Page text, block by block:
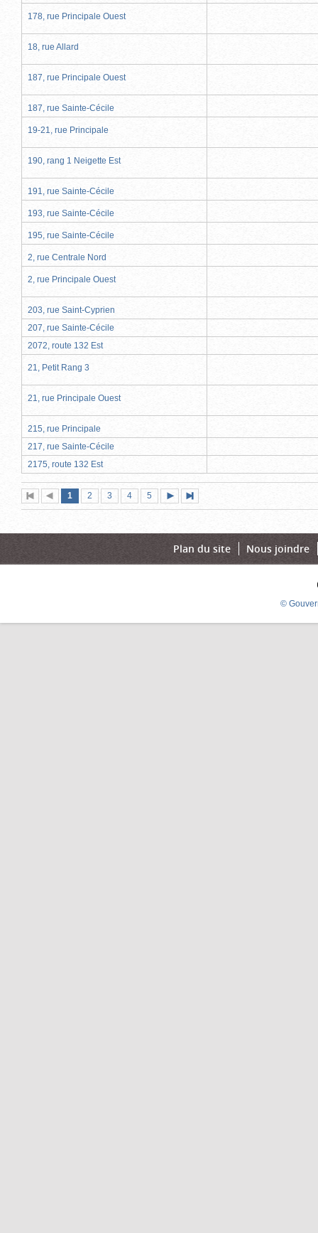
178, rue Principale Ouest
18, rue Allard
187, rue Principale Ouest
187, rue Sainte-Cécile
19-21, rue Principale
190, rang 1 Neigette Est
191, rue Sainte-Cécile
193, rue Sainte-Cécile
195, rue Sainte-Cécile
2, rue Centrale Nord
2, rue Principale Ouest
203, rue Saint-Cyprien
207, rue Sainte-Cécile
2072, route 132 Est
21, Petit Rang 3
21, rue Principale Ouest
215, rue Principale
217, rue Sainte-Cécile
2175, route 132 Est
Première
page
Page
précédente
Page
1 (page
actuelle)
Page
2 Page
3 Page
4 Page
5
suivante
page
Plan du site Nous joindre
©